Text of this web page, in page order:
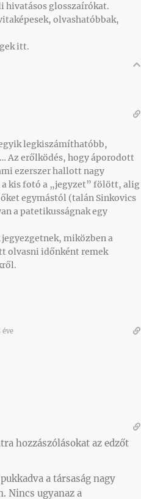
hivatásos glosszaírókat.
olvashatóbbak,
itt.
legkiszámíthatóbb,
Az erőlködés, hogy áporodott
ezerszer hallott nagy
kis fotó a „jegyzet” fölött, alig
egymástól (talán Sinkovics
a patetikusságnak egy
miközben a
olvasni időnként remek
éve
hozzászólásokat az edzőt
a társaság nagy
Nincs ugyanaz a